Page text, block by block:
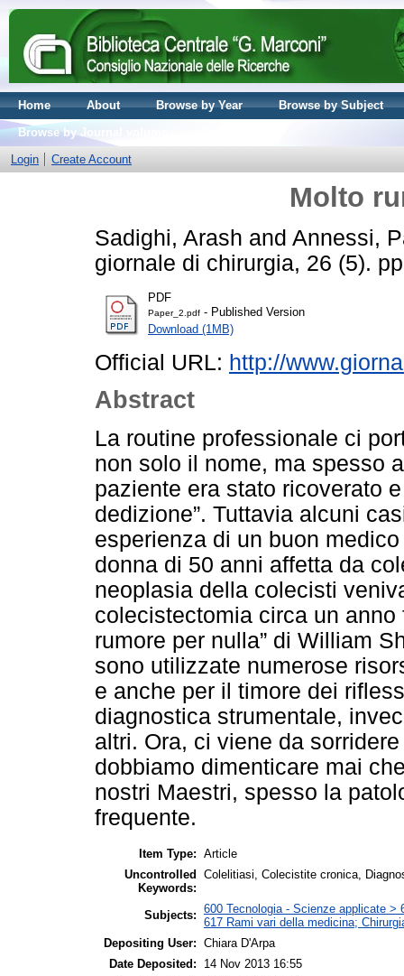
Home About Browse by Year
Browse by Subject
Browse by Journal volume
Login
Create Account
Molto
Sadighi, Arash and Annessi,
giornale di chirurgia, 26 (5).
PDF
Paper_2.pdf - Published Version
Download (1MB)
Official URL: http://
Abstract
La routine professionale ci
non solo il nome, ma spesso
paziente era stato ricoverato
dedizione”. Tuttavia alcuni
esperienza di un buon
donna di 50 anni affetta da
neoplasia della colecisti
colecistectomia circa un
rumore per nulla” di William
sono utilizzate numerose
e anche per il timore dei
diagnostica strumentale,
altri. Ora, ci viene da
dobbiamo dimenticare mai
nostri Maestri, spesso la
frequente.
Item Type: Article
Uncontrolled
Keywords:
Colelitiasi, Colecistite cronica,
Subjects: 600 Tecnologia - Scienze applicate
617 Rami vari della medicina;
Depositing User: Chiara D'Arpa
Date Deposited:
14 Nov 2013 16:55